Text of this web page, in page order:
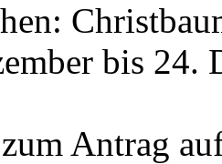
bis 24.
Antrag